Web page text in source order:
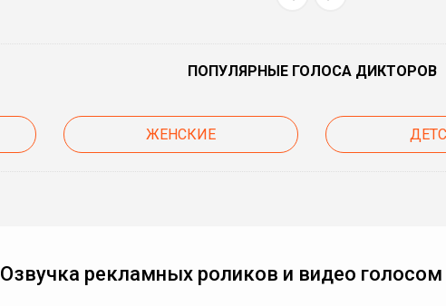
ПОПУЛЯРНЫЕ ГОЛОСА ДИКТОРОВ
ЖЕНСКИЕ
Озвучка рекламных роликов и видео